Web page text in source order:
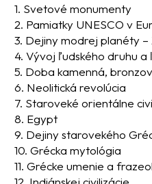
1. Svetové monumenty
2. Pamiatky UNESCO v
3. Dejiny modrej planéty –
4. Vývoj ľudského druhu a
5. Doba kamenná,
6. Neolitická revolúcia
7. Staroveké orientálne
8. Egypt
9. Dejiny starovekého
10. Grécka mytológia
11. Grécke umenie a